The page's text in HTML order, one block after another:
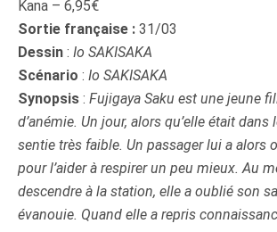
Kana – 6,95€
Sortie française : 31/03
Dessin : Io SAKISAKA
Scénario : Io SAKISAKA
Synopsis : Fujigaya Saku est une jeune
d’anémie. Un jour, alors qu’elle était dans
sentie très faible. Un passager lui a alors
pour l’aider à respirer un peu mieux. Au
descendre à la station, elle a oublié son
évanouie. Quand elle a repris